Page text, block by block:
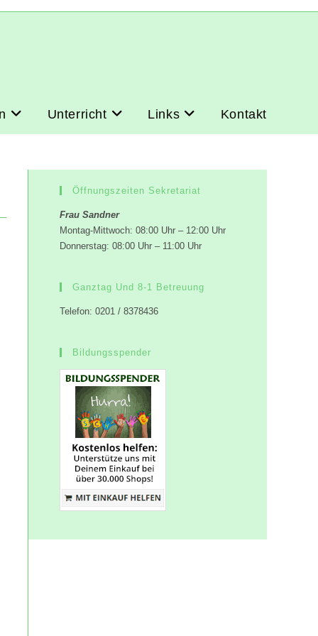
Unterricht Links Kontakt
Öffnungszeiten Sekretariat
Frau Sandner
Montag-Mittwoch: 08:00 Uhr – 12:00 Uhr
Donnerstag: 08:00 Uhr – 11:00 Uhr
Ganztag Und 8-1 Betreuung
Telefon: 0201 / 8378436
Bildungsspender